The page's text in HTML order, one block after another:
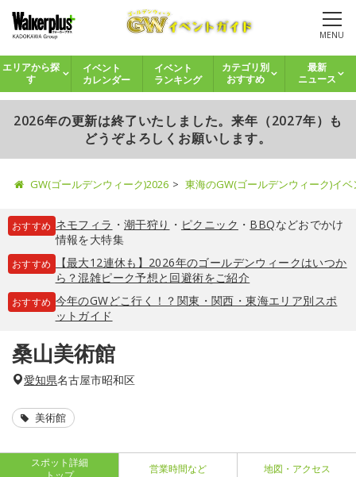
MENU
エリアから探
す
イベント
カレンダー
イベント
ランキング
カテゴリ別
おすすめ
最新
ニュース
2026年の更新は終了いたしました。来年（2027年）も
どうぞよろしくお願いします。
GW(ゴールデンウィーク)2026 東海のGW(ゴールデンウィーク)イ
おすすめ ネモフィラ ・ 潮干狩り ・ ピクニック ・ BBQなどおでかけ
情報を大特集
おすすめ
【最大12連休も】2026年のゴールデンウィークはいつか
ら？混雑ピーク予想と回避術をご紹介
おすすめ 今年のGWどこ行く！？関東・関西・東海エリア別スポ
ットガイド
桑山美術館
愛知県名古屋市昭和区
美術館
スポット詳細
営業時間など 地図・アクセス